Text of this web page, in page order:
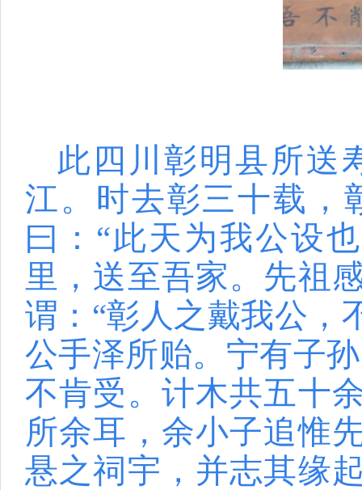
此四川彰明县所送
江。时去彰三十载，
曰：“此天为我公设
里，送至吾家。先祖
谓：“彰人之戴我公，
公手泽所贻。宁有子
不肯受。计木共五十
所余耳，余小子追惟
悬之祠宇，并志其缘